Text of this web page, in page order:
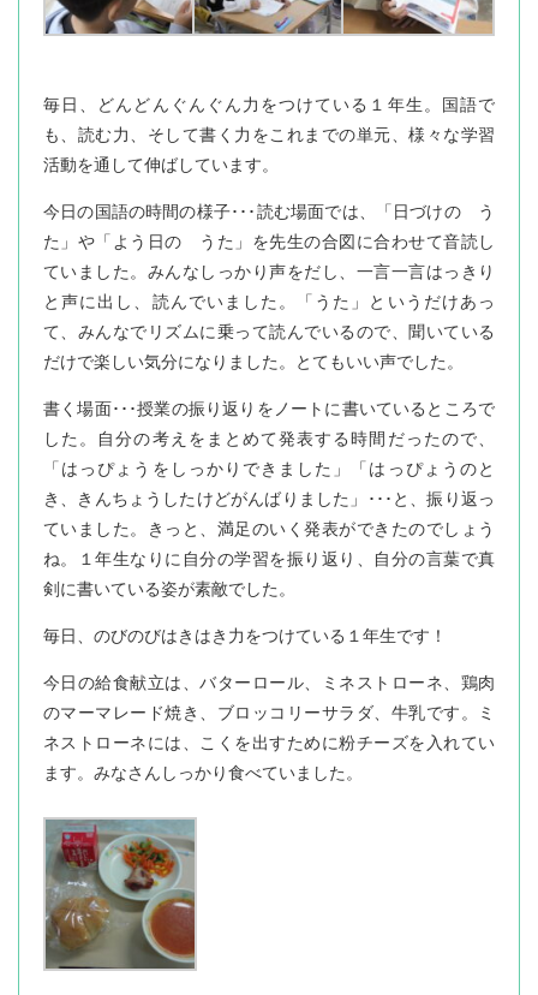
毎日、どんどんぐんぐん力をつけている１年生。国語で
も、読む力、そして書く力をこれまでの単元、様々な学習
活動を通して伸ばしています。
今日の国語の時間の様子･･･読む場面では、「日づけの う
た」や「よう日の うた」を先生の合図に合わせて音読し
ていました。みんなしっかり声をだし、一言一言はっきり
と声に出し、読んでいました。「うた」というだけあっ
て、みんなでリズムに乗って読んでいるので、聞いている
だけで楽しい気分になりました。とてもいい声でした。
書く場面･･･授業の振り返りをノートに書いているところで
した。自分の考えをまとめて発表する時間だったので、
「はっぴょうをしっかりできました」「はっぴょうのと
き、きんちょうしたけどがんばりました」･･･と、振り返っ
ていました。きっと、満足のいく発表ができたのでしょう
ね。１年生なりに自分の学習を振り返り、自分の言葉で真
剣に書いている姿が素敵でした。
毎日、のびのびはきはき力をつけている１年生です！
今日の給食献立は、バターロール、ミネストローネ、鶏肉
のマーマレード焼き、ブロッコリーサラダ、牛乳です。ミ
ネストローネには、こくを出すために粉チーズを入れてい
ます。みなさんしっかり食べていました。